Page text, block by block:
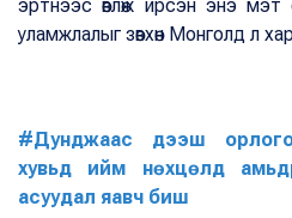
эртнээс өвлөж ирсэн энэ
уламжлалыг зөвхөн Монголд л
#Дунджаас дээш
хувьд ийм нөхцөлд
асуудал яавч биш